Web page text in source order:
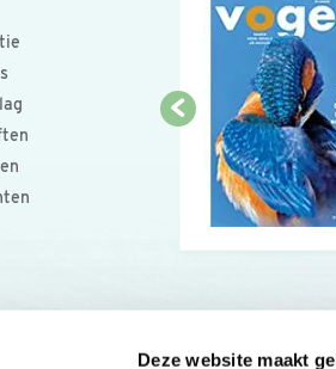
Deze website maakt